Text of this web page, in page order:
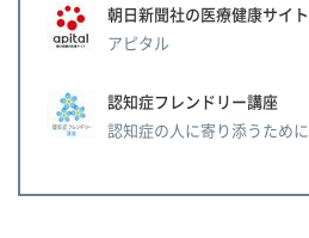
朝日新聞社の医療健康サイト
アピタル
認知症フレンドリー講座
認知症の人に寄り添うために